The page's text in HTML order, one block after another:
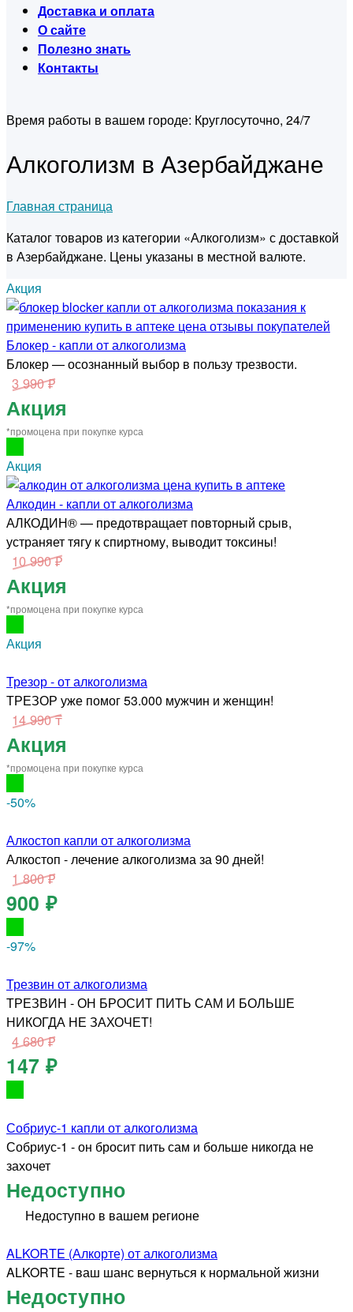
Доставка и оплата
О сайте
Полезно знать
Контакты
Время работы в вашем городе: Круглосуточно, 24/7
Алкоголизм в Азербайджане
Главная страница
Каталог товаров из категории «Алкоголизм» с доставкой
в Азербайджане. Цены указаны в местной валюте.
Акция
Блокер - капли от алкоголизма
Блокер — осознанный выбор в пользу трезвости.
3 990 ₽
Акция
*промоцена при покупке курса
Акция
Алкодин - капли от алкоголизма
АЛКОДИН® — предотвращает повторный срыв,
устраняет тягу к спиртному, выводит токсины!
10 990 ₽
Акция
*промоцена при покупке курса
Акция
Трезор - от алкоголизма
ТРЕЗОР уже помог 53.000 мужчин и женщин!
14 990 ₸
Акция
*промоцена при покупке курса
-50%
Алкостоп капли от алкоголизма
Алкостоп - лечение алкоголизма за 90 дней!
1 800 ₽
900 ₽
-97%
Трезвин от алкоголизма
ТРЕЗВИН - ОН БРОСИТ ПИТЬ САМ И БОЛЬШЕ
НИКОГДА НЕ ЗАХОЧЕТ!
4 680 ₽
147 ₽
Собриус-1 капли от алкоголизма
Собриус-1 - он бросит пить сам и больше никогда не
захочет
Недоступно
Недоступно в вашем регионе
ALKORTE (Алкорте) от алкоголизма
ALKORTE - ваш шанс вернуться к нормальной жизни
Недоступно